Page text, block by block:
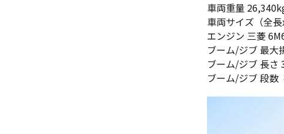
車両重量
車両サイズ（全
エンジン 三菱
ブーム/ジブ 最大
ブーム/ジブ 長さ
ブーム/ジブ 段数